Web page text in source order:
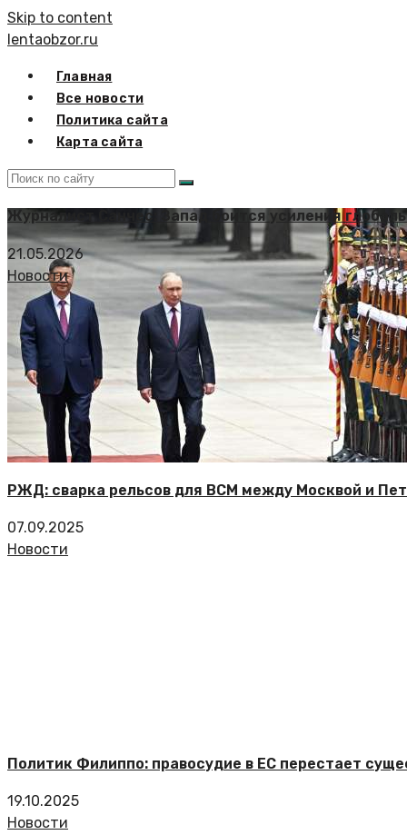
Skip to content
lentaobzor.ru
Главная
Все новости
Политика сайта
Карта сайта
Журналист Санчес: Запад боится усиления
21.05.2026
Новости
РЖД: сварка рельсов для ВСМ между Москвой и
07.09.2025
Новости
Политик Филиппо: правосудие в ЕС перестает
19.10.2025
Новости